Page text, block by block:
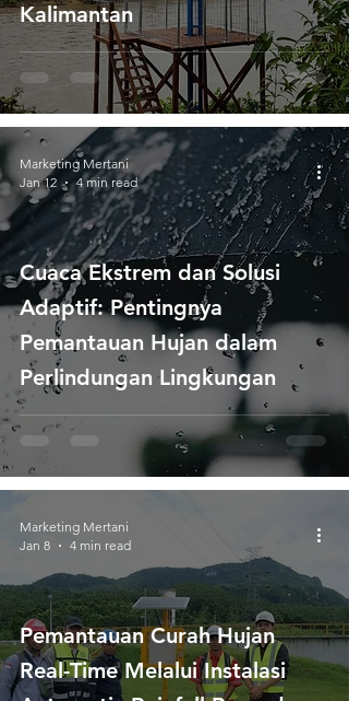
Kalimantan
Cuaca Ekstrem dan Solusi
Adaptif: Pentingnya
Pemantauan Hujan dalam
Perlindungan Lingkungan
Marketing Mertani
Jan 12
4 min read
Pemantauan Curah Hujan
Real-Time Melalui Instalasi
Marketing Mertani
Jan 8
4 min read